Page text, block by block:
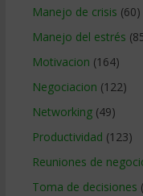
Manejo de crisis (60)
Manejo del estrés
Motivacion (164)
Negociacion (122)
Networking(49)
Productividad (123)
Reuniones de
Toma de decisiones